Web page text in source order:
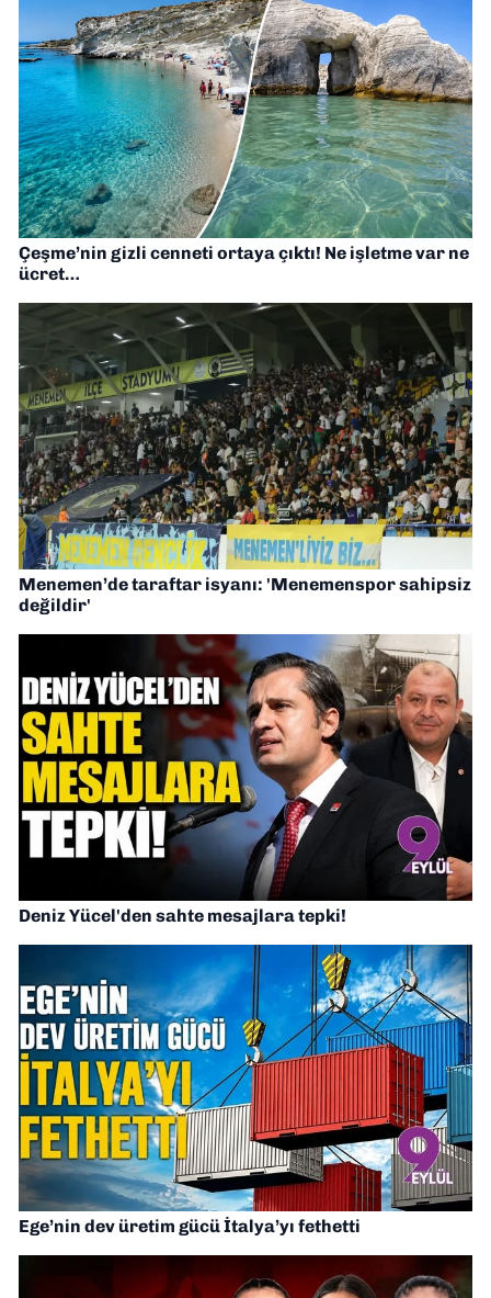
Çeşme’nin gizli cenneti ortaya çıktı! Ne işletme var ne
ücret…
Menemen’de taraftar isyanı: 'Menemenspor sahipsiz
değildir'
Deniz Yücel'den sahte mesajlara tepki!
Ege’nin dev üretim gücü İtalya’yı fethetti